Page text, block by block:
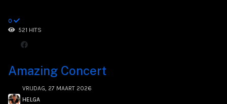
0
521 HITS
Amazing Concert
VRIJDAG, 27 MAART 2026
HELGA